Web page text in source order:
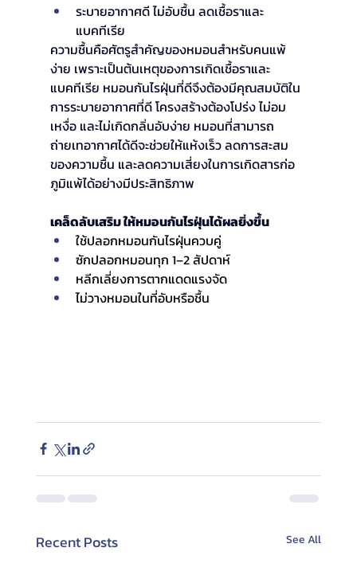
ระบายอากาศดี ไม่อับชื้น ลดเชื้อราและ
แบคทีเรีย
ความชื้นคือศัตรูสำคัญของหมอนสำหรับคนแพ้
ง่าย เพราะเป็นต้นเหตุของการเกิดเชื้อราและ
แบคทีเรีย หมอนกันไรฝุ่นที่ดีจึงต้องมีคุณสมบัติใน
การระบายอากาศที่ดี โครงสร้างต้องโปร่ง ไม่อม
เหงื่อ และไม่เกิดกลิ่นอับง่าย หมอนที่สามารถ
ถ่ายเทอากาศได้ดีจะช่วยให้แห้งเร็ว ลดการสะสม
ของความชื้น และลดความเสี่ยงในการเกิดสารก่อ
ภูมิแพ้ได้อย่างมีประสิทธิภาพ
เคล็ดลับเสริม ให้หมอนกันไรฝุ่นได้ผลยิ่งขึ้น
ใช้ปลอกหมอนกันไรฝุ่นควบคู่
ซักปลอกหมอนทุก 1–2 สัปดาห์
หลีกเลี่ยงการตากแดดแรงจัด
ไม่วางหมอนในที่อับหรือชื้น
Recent Posts See All